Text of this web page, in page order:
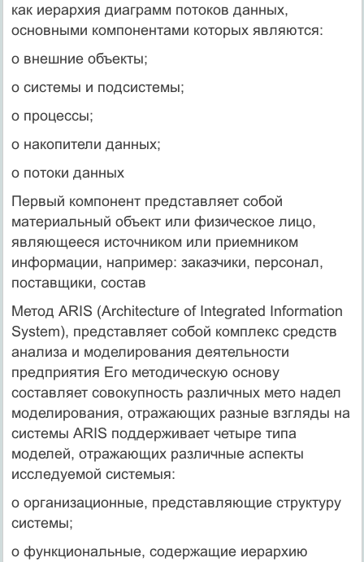
как иерархия диаграмм потоков данных,
основными компонентами которых являются:
o внешние объекты;
o системы и подсистемы;
o процессы;
o накопители данных;
o потоки данных
Первый компонент представляет собой
материальный объект или физическое лицо,
являющееся источником или приемником
информации, например: заказчики, персонал,
поставщики, состав
Метод ARIS (Architecture of Integrated Information
System), представляет собой комплекс средств
анализа и моделирования деятельности
предприятия Его методическую основу
составляет совокупность различных мето надел
моделирования, отражающих разные взгляды на
системы ARIS поддерживает четыре типа
моделей, отражающих различные аспекты
исследуемой системыя:
o организационные, представляющие структуру
системы;
o функциональные, содержащие иерархию